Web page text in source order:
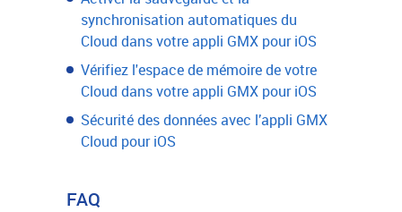
synchronisation automatiques du
Cloud dans votre appli GMX pour iOS
Vérifiez l'espace de mémoire de votre
Cloud dans votre appli GMX pour iOS
Sécurité des données avec l’appli GMX
Cloud pour iOS
FAQ